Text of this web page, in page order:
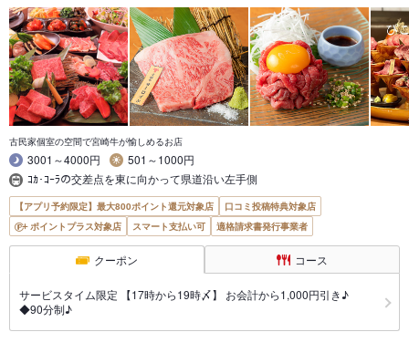
古民家個室の空間で宮崎牛が愉しめるお店
3001～4000円
501～1000円
ｺｶ･ｺｰﾗの交差点を東に向かって県道沿い左手側
【アプリ予約限定】最大800ポイント還元対象店
口コミ投稿特典対象店
ポイントプラス対象店
スマート支払い可 適格請求書発行事業者
クーポン コース
サービスタイム限定 【17時から19時〆】 お会計から1,000円引き♪
◆90分制♪